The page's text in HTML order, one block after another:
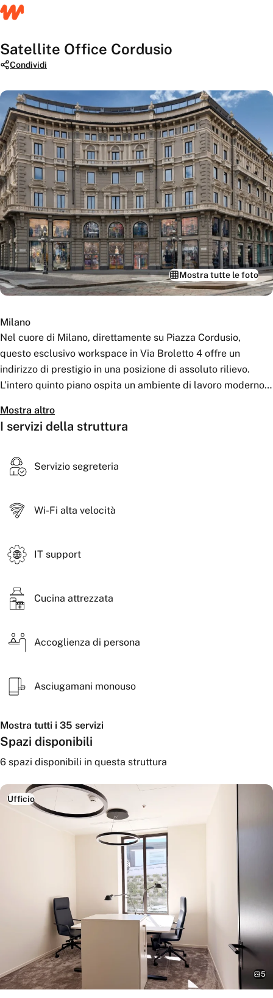
Satellite Office Cordusio
Condividi
Mostra tutte le foto
Milano
Nel cuore di Milano, direttamente su Piazza Cordusio,
questo esclusivo workspace in Via Broletto 4 offre un
indirizzo di prestigio in una posizione di assoluto rilievo.
L’intero quinto piano ospita un ambiente di lavoro moderno
ampie aree comuni. L’offerta è completata da una terrazza,
spazi lounge e bistrot, oltre a una reception professionale –
contesto lavorativo di prima classe.
Mostra altro
I servizi della struttura
Servizio segreteria
Wi-Fi alta velocità
IT support
Cucina attrezzata
Accoglienza di persona
Asciugamani monouso
Mostra tutti i 35 servizi
Spazi disponibili
6 spazi disponibili in questa struttura
Ufficio
5